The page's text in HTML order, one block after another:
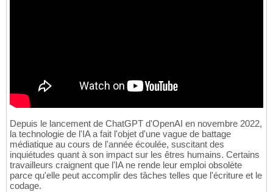
Depuis le lancement de ChatGPT d'OpenAI en novembre 2022,
la technologie de l'IA a fait l'objet d'une vague de battage
médiatique au cours de l'année écoulée, suscitant des
inquiétudes quant à son impact sur les êtres humains. Certains
travailleurs craignent que l'IA ne rende leur emploi obsolète
parce qu'elle peut accomplir des tâches telles que l'écriture et le
codage.